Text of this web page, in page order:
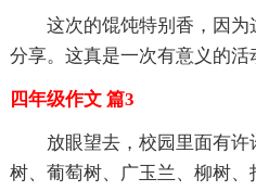
这次的馄饨特别香，因
分享。这真是一次有意义的活
四年级作文 篇3
放眼望去，校园里面有
树、葡萄树、广玉兰、柳树、